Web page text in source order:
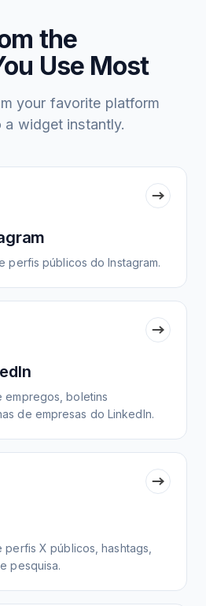
the
Use Most
your favorite platform
a widget instantly.
perfis públicos do Instagram.
empregos, boletins
de empresas do LinkedIn.
X públicos, hashtags,
pesquisa.